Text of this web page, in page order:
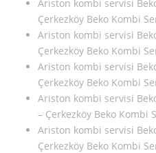
Ariston kombi servisi
Çerkezköy Beko Kombi
Ariston kombi servisi
Çerkezköy Beko Kombi
Ariston kombi servisi
Çerkezköy Beko Kombi
Ariston kombi servisi
– Çerkezköy Beko Kombi
Ariston kombi servisi
Çerkezköy Beko Kombi